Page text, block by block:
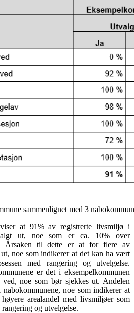
sammenlignet med 3
at 91% av registrerte livsmiljø i
ut, noe som er ca. 10% over
Årsaken til dette er at for flere av
noe som indikerer at det kan ha vært
med rangering og utvelgelse.
er det i eksempelkommunen
noe som bør sjekkes ut. Andelen
noe som indikerer at
arealandel med livsmiljøer som
og utvelgelse.